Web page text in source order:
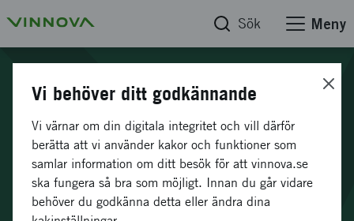
Sök Meny
Vi är Sveriges
innovationsmyndighet
Vinnova öppnar upp för innovation som ger
hållbara lösningar och stärker svensk
Vi behöver ditt godkännande
Vi värnar om din digitala integritet och vill därför
berätta att vi använder kakor och funktioner som
samlar information om ditt besök för att vinnova.se
ska fungera så bra som möjligt. Innan du går vidare
behöver du godkänna detta eller ändra dina